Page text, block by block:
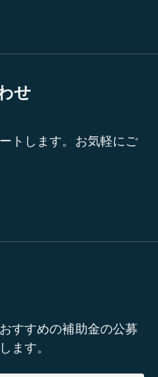
せ
トします。お気軽にご
すすめの補助金の公募
ます。